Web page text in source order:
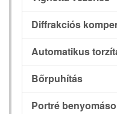
Diffrakciós
Automatikus
Bőrpuhítás
Portré